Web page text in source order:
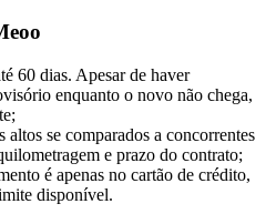
60 dias. Apesar de haver
enquanto o novo não chega,
altos se comparados a concorrentes
e prazo do contrato;
é apenas no cartão de crédito,
disponível.